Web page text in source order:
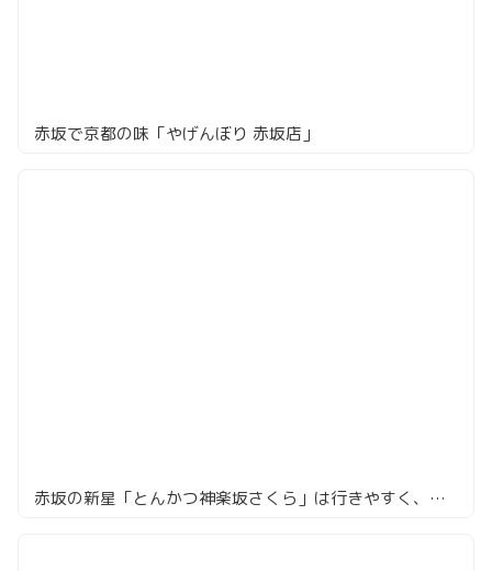
赤坂で京都の味「やげんぼり 赤坂店」
赤坂の新星「とんかつ神楽坂さくら」は行きやすく、満足度の高いとんかつ店だった